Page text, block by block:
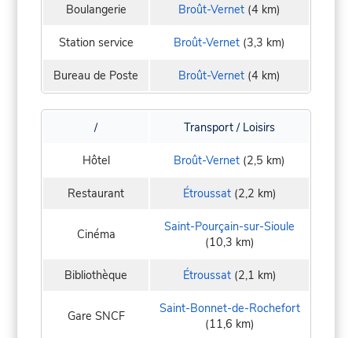
Boulangerie Broût-Vernet (4 km)
Station service Broût-Vernet (3,3 km)
Bureau de Poste Broût-Vernet (4 km)
/ Transport / Loisirs
Hôtel Broût-Vernet (2,5 km)
Restaurant Étroussat(2,2 km)
Cinéma
Saint-Pourçain-sur-Sioule
(10,3 km)
Bibliothèque Étroussat(2,1 km)
Gare SNCF
Saint-Bonnet-de-Rochefort
(11,6 km)